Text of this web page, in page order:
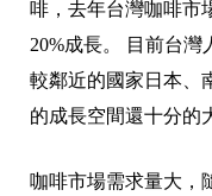
啡，去年台灣咖啡市
20%成長。 目前台灣
較鄰近的國家日本、
的成長空間還十分的
咖啡市場需求量大，